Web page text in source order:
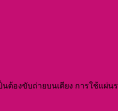
นต้องขับถ่ายบนเตียง การใช้แ